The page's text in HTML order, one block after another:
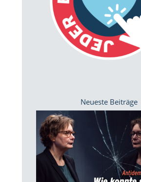
Neueste Beiträge